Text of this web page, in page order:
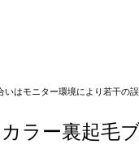
はモニター環境により若干の
ラー裏起毛